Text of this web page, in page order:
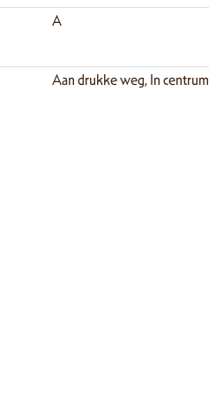
A
Aan drukke weg, In